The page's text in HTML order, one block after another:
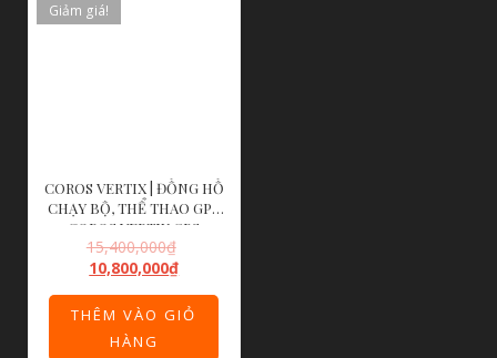
Giảm giá!
COROS VERTIX | ĐỒNG HỒ
CHẠY BỘ, THỂ THAO GPS
COROS VERTIX GPS
ADVENTURE – FIRE
DRAGON
15,400,000₫
10,800,000₫
THÊM VÀO GIỎ
HÀNG